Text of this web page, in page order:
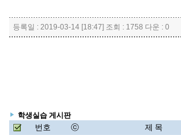
등록일 : 2019-03-14 [18:47] 조회 : 1758 다운 : 0
학생실습 게시판
번호 ⓒ 제 목